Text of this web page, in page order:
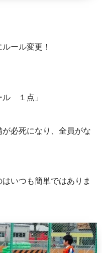
ール変更！
ル １点」
必死になり、全員がな
いつも簡単ではありま